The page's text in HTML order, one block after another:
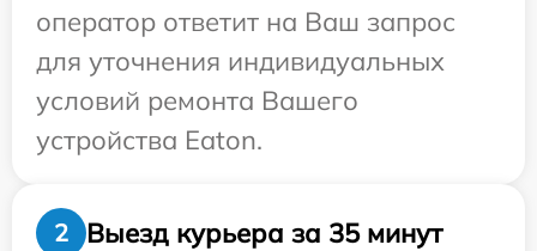
оператор ответит на Ваш запрос
для уточнения индивидуальных
условий ремонта Вашего
устройства Eaton.
2
Выезд курьера за 35 минут